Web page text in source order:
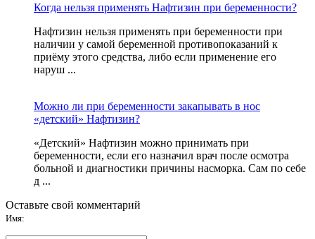
Когда нельзя применять Нафтизин при беременности?
Нафтизин нельзя применять при беременности при
наличии у самой беременной противопоказаний к
приёму этого средства, либо если применение его
наруш ...
Можно ли при беременности закапывать в нос
«детский» Нафтизин?
«Детский» Нафтизин можно принимать при
беременности, если его назначил врач после осмотра
больной и диагностики причины насморка. Сам по себе
д ...
Оставьте свой комментарий
Имя: